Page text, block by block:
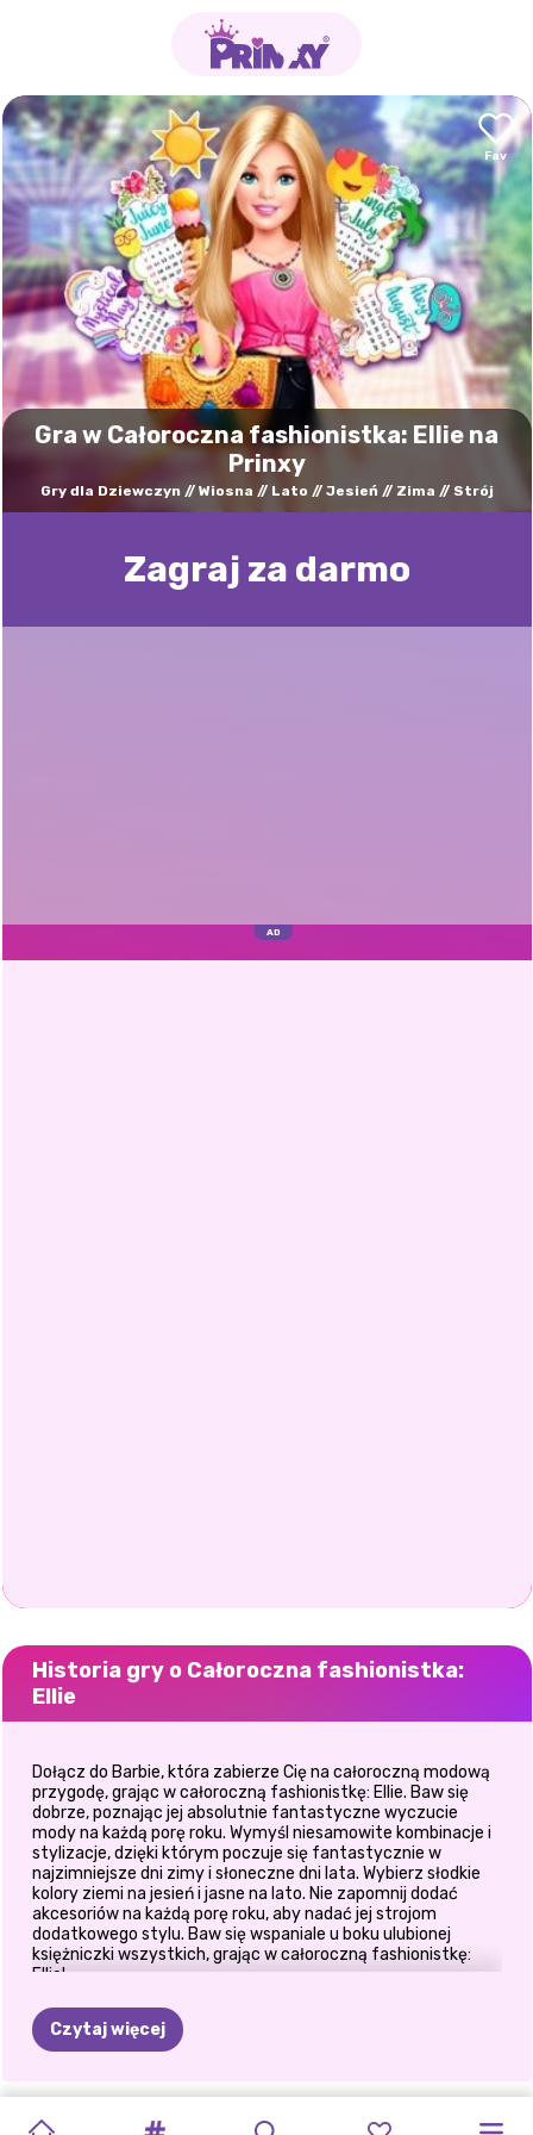
Gra w Całoroczna fashionistka: Ellie na
Prinxy
Gry dla Dziewczyn Wiosna Lato Jesień Zima Strój
Zagraj za darmo
Historia gry o Całoroczna fashionistka:
Ellie
Dołącz do Barbie, która zabierze Cię na całoroczną modową
przygodę, grając w całoroczną fashionistkę: Ellie. Baw się
dobrze, poznając jej absolutnie fantastyczne wyczucie
mody na każdą porę roku. Wymyśl niesamowite kombinacje i
stylizacje, dzięki którym poczuje się fantastycznie w
najzimniejsze dni zimy i słoneczne dni lata. Wybierz słodkie
kolory ziemi na jesień i jasne na lato. Nie zapomnij dodać
akcesoriów na każdą porę roku, aby nadać jej strojom
dodatkowego stylu. Baw się wspaniale u boku ulubionej
księżniczki wszystkich, grając w całoroczną fashionistkę:
Ellie!
Czytaj więcej
ESTETYKA
NIESPODZIANKA ŚWIĘTO
WIELKANOCNE WIOSENNE DZIEWCZYNY: